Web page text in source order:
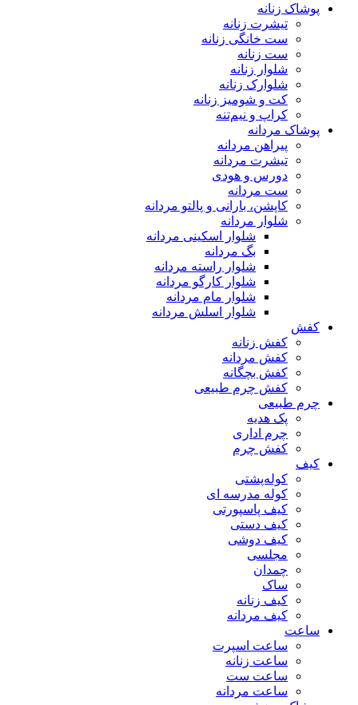
پوشاک زنانه
تیشرت زنانه
ست خانگی زنانه
ست زنانه
شلوار زنانه
شلوارک زنانه
کت و شومیز زنانه
کراپ و نیم‌تنه
پوشاک مردانه
پیراهن مردانه
تیشرت مردانه
دورس و هودی
ست مردانه
کاپشن، بارانی و پالتو مردانه
شلوار مردانه
شلوار اسکینی مردانه
بگ مردانه
شلوار راسته مردانه
شلوار کارگو مردانه
شلوار مام مردانه
شلوار اسلش مردانه
کفش
کفش زنانه
کفش مردانه
کفش بچگانه
کفش چرم طبیعی
چرم طبیعی
پک هدیه
چرم اداری
کفش چرم
کیف
کوله‌پشتی
کوله مدرسه ای
کیف پاسپورتی
کیف دستی
کیف دوشی
مجلسی
چمدان
ساک
کیف زنانه
کیف مردانه
ساعت
ساعت اسپرت
ساعت زنانه
ساعت ست
ساعت مردانه